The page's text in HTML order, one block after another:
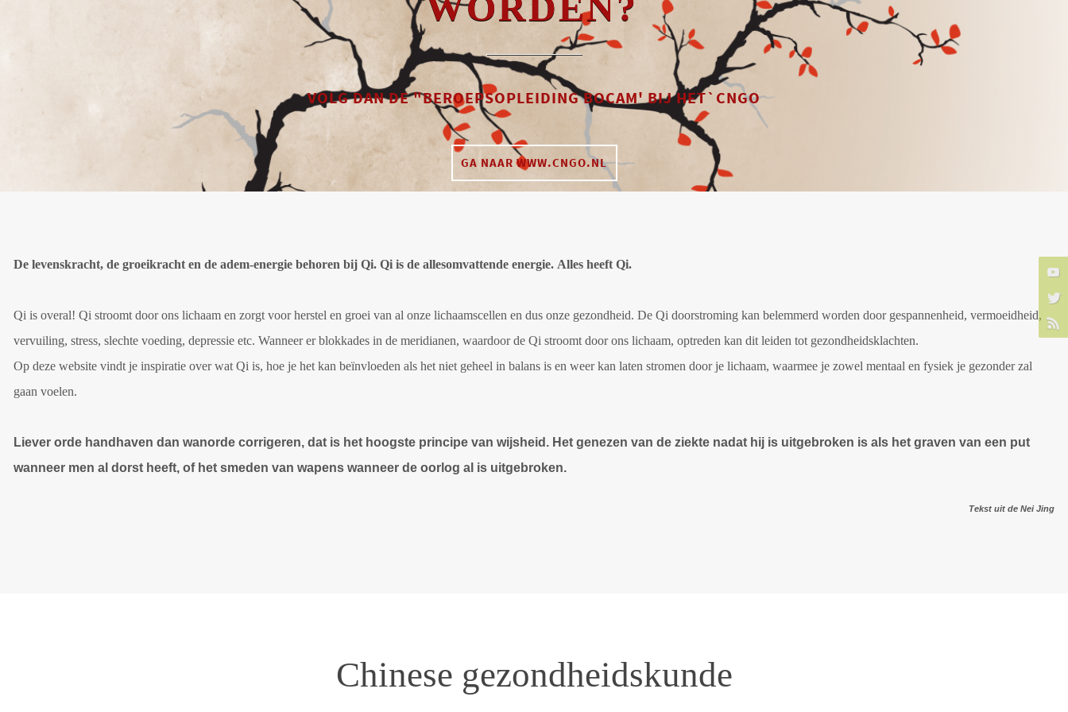
WORDEN?
VOLG DAN DE "BEROEPSOPLEIDING BOCAM' BIJ HET`CNGO
GA NAAR WWW.CNGO.NL
De levenskracht, de groeikracht en de adem-energie behoren bij Qi. Qi is de allesomvattende energie. Alles heeft Qi.
Qi is overal! Qi stroomt door ons lichaam en zorgt voor herstel en groei van al onze lichaamscellen en dus onze gezondheid. De Qi doorstroming kan belemmerd worden door gespannenheid, vermoeidheid,
vervuiling, stress, slechte voeding, depressie etc. Wanneer er blokkades in de meridianen, waardoor de Qi stroomt door ons lichaam, optreden kan dit leiden tot gezondheidsklachten.
Op deze website vindt je inspiratie over wat Qi is, hoe je het kan beïnvloeden als het niet geheel in balans is en weer kan laten stromen door je lichaam, waarmee je zowel mentaal en fysiek je gezonder zal
gaan voelen.
Liever orde handhaven dan wanorde corrigeren, dat is het hoogste principe van wijsheid. Het genezen van de ziekte nadat hij is uitgebroken is als het graven van een put
wanneer men al dorst heeft, of het smeden van wapens wanneer de oorlog al is uitgebroken.
Tekst uit de Nei Jing
Chinese gezondheidskunde